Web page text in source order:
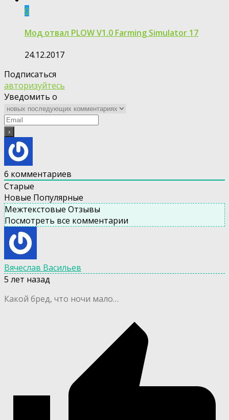
0
Мод отвал PLOW V1.0 Farming Simulator 17
24.12.2017
Подписаться
авторизуйтесь
Уведомить о
6 комментариев
Старые
Новые Популярные
Межтекстовые Отзывы
Посмотреть все комментарии
Вячеслав Васильев
5 лет назад
Какой бред, что ночи мало…